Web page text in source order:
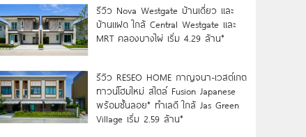
รีวิว Nova Westgate บ้านเดี่ยว และ
บ้านแฝด ใกล้ Central Westgate และ
MRT คลองบางไผ่ เริ่ม 4.29 ล้าน*
รีวิว RESEO HOME กาญจนา-เวสต์เกต
ทาวน์โฮมใหม่ สไตล์ Fusion Japanese
พร้อมชั้นลอย* ทำเลดี ใกล้ Jas Green
Village เริ่ม 2.59 ล้าน*